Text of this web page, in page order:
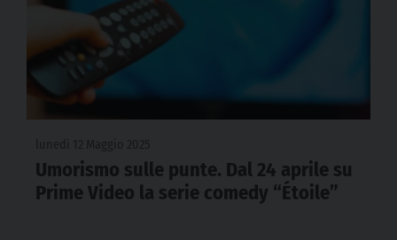
Umorismo sulle punte. Dal 24 aprile su
Prime Video la serie comedy “Étoile”